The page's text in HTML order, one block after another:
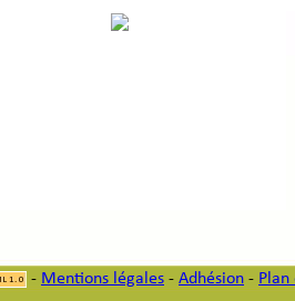
- Mentions légales - Adhésion - Plan